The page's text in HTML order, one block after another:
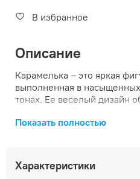
В избранное
Описание
Карамелька – это яркая
выполненная в
тонах. Ее веселый дизайн
придаст легкости вашему
начался как можно скорее!
Показать полностью
Характеристики